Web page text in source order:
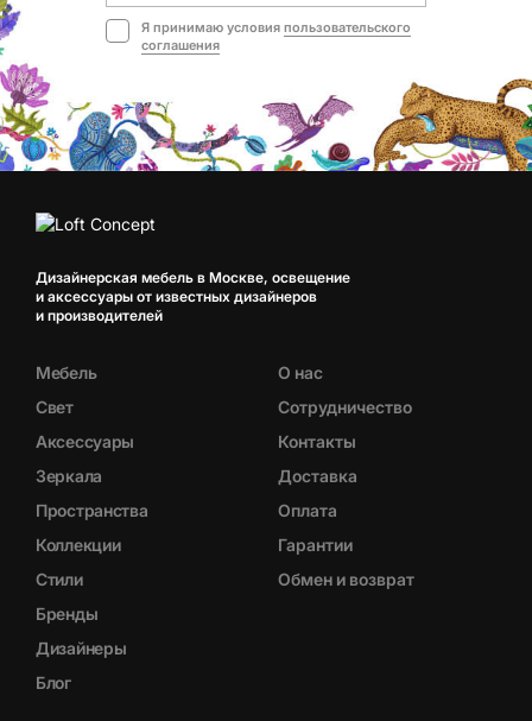
Я принимаю условия пользовательского
соглашения
Дизайнерская мебель в Москве, освещение
и аксессуары от известных дизайнеров
и производителей
Мебель
Свет
Аксессуары
Зеркала
Пространства
Коллекции
Стили
Бренды
Дизайнеры
Блог
О нас
Сотрудничество
Контакты
Доставка
Оплата
Гарантии
Обмен и возврат